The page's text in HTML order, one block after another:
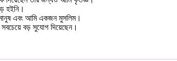
হইনি।
এবং আমি একজন মুসলিম।
বড় সুযোগ দিয়েছেন।